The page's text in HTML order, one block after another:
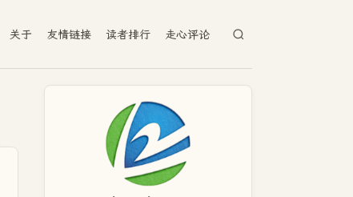
关于 友情链接 读者排行 走心评论